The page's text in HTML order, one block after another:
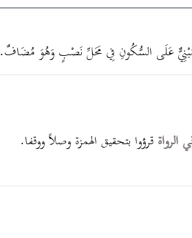
عَلَى السُّكُونِ فِي مَحَلِّ نَصْبٍ وَهُوَ مُضَافٌ.
الرواةقرؤوا بتحقيق الهمزة وصلاً ووقفا.